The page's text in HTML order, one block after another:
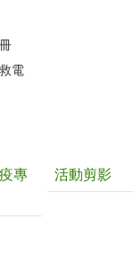
電
專
活動剪影